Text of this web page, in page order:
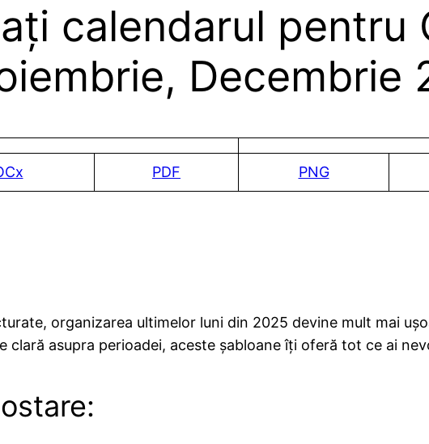
calendarul pentru
Decembrie
PDF PNG
organizarea ultimelor luni din 2025 devine mult mai
clară asupra perioadei, aceste șabloane îți oferă tot ce ai